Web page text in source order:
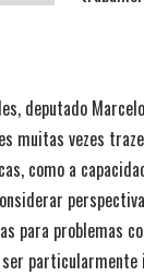
deputado
muitas vezes
como a
para problemas
particularmente